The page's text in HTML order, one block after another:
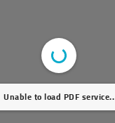
Unable to load PDF service..